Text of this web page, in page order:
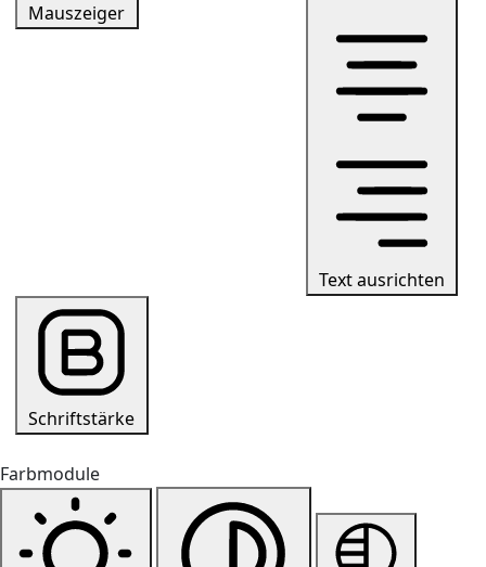
Mauszeiger
Text ausrichten
Schriftstärke
Farbmodule